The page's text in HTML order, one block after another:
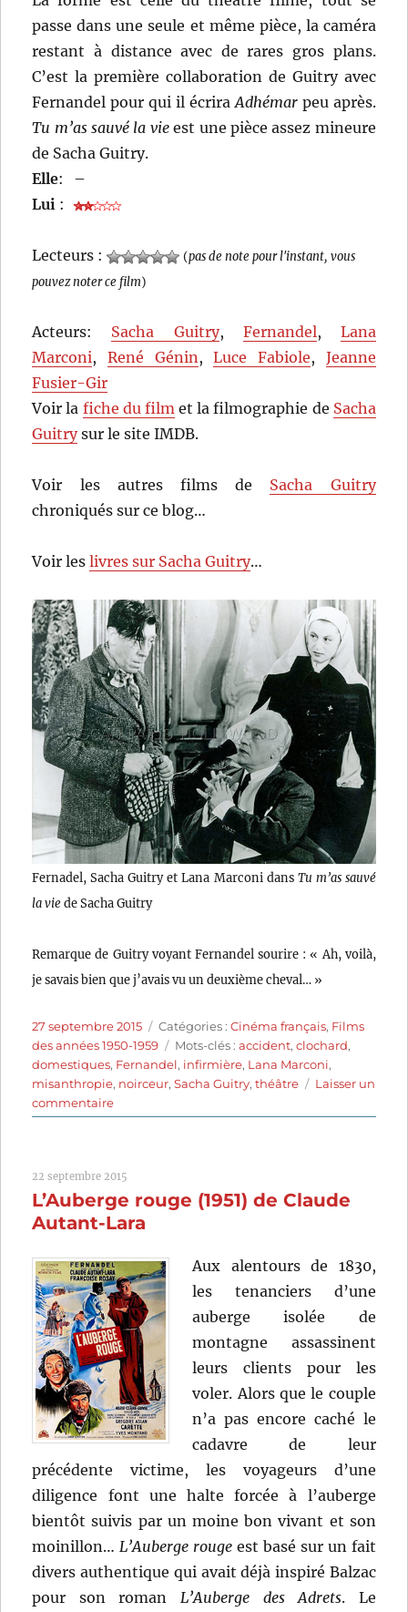
passe dans une seule et même pièce, la caméra
restant à distance avec de rares gros plans.
C’est la première collaboration de Guitry avec
Fernandel pour qui il écriraAdhémarpeu après.
Tu m’as sauvé la vieest une pièce assez mineure
de Sacha Guitry.
Elle:
–
Lui :
Lecteurs : (pas de note pour l'instant, vous
pouvez noter ce film)
Acteurs: Sacha Guitry, Fernandel, Lana
Marconi, René Génin,Luce Fabiole, Jeanne
Fusier-Gir
Voir la fiche du filmet la filmographie de Sacha
Guitrysur le site IMDB.
Voir les autres films de Sacha Guitry
chroniqués sur ce blog…
Voir leslivres sur Sacha Guitry…
Fernadel, Sacha Guitry et Lana Marconi dans Tu m’as sauvé
la viede Sacha Guitry
Remarque de Guitry voyant Fernandel sourire : « Ah, voilà,
je savais bien que j’avais vu un deuxième cheval… »
Publié
le
27 septembre 2015 Catégories
Catégories :Cinéma français, Films
des années 1950-1959
Étiquettes
Mots-clés :accident,clochard,
domestiques, Fernandel, infirmière, Lana Marconi,
misanthropie, noirceur,Sacha Guitry,théâtre
Laisser un
commentairesur
Tu
la
vie
(1950)
Sacha
Guitry
22 septembre 2015
L’Auberge rouge (1951) de Claude
Autant-Lara
Aux alentours de 1830,
les tenanciers d’une
auberge isolée de
montagne assassinent
leurs clients pour les
voler. Alors que le couple
n’a pas encore caché le
cadavre de leur
précédente victime, les voyageurs d’une
diligence font une halte forcée à l’auberge
bientôt suivis par un moine bon vivant et son
moinillon… L’Auberge rouge est basé sur un fait
divers authentique qui avait déjà inspiré Balzac
pour son roman L’Auberge des Adrets. Le